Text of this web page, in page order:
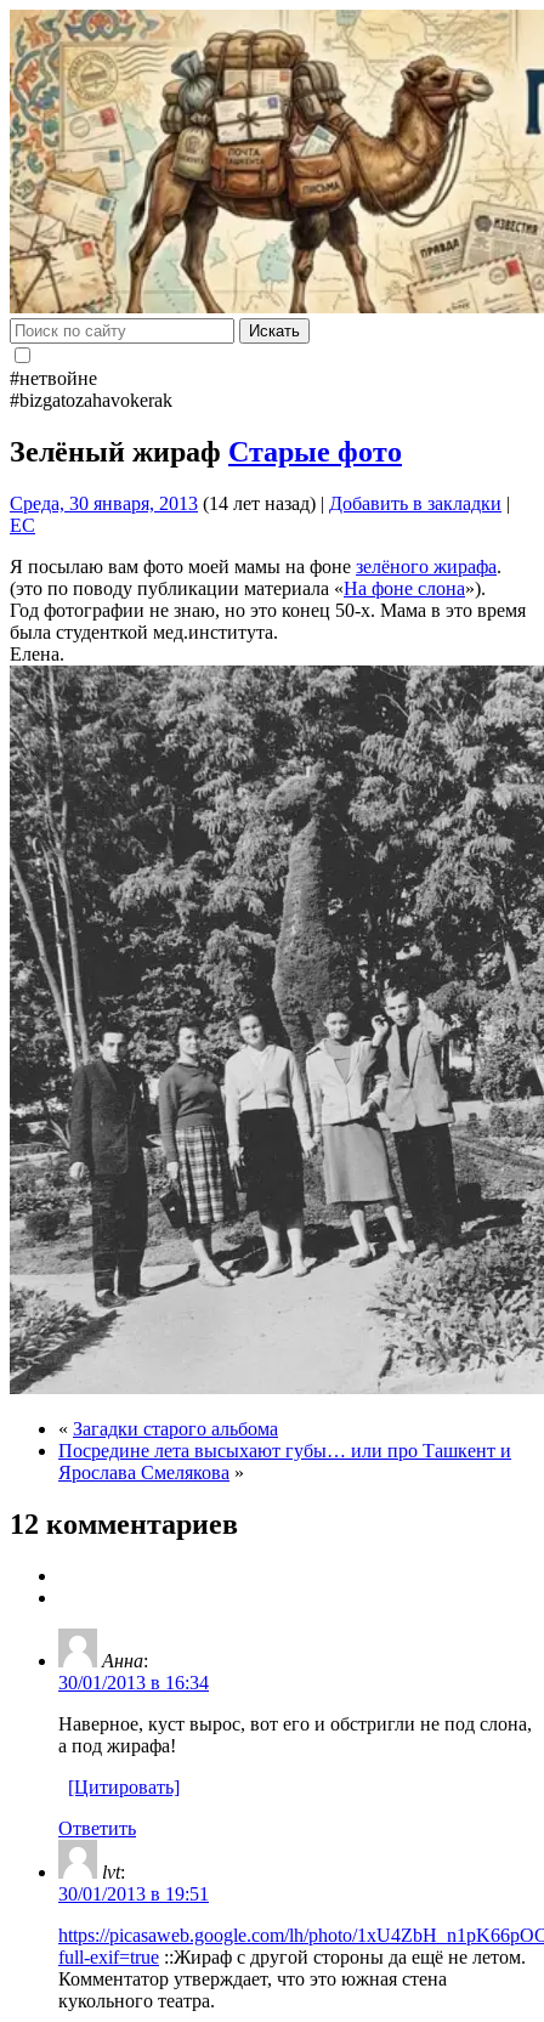
Искать
#нетвойне
#bizgatozahavokerak
Зелёный жираф Старые фото
Среда, 30 января, 2013 (14 лет назад) | Добавить в закладки |
EC
Я посылаю вам фото моей мамы на фоне зелёного жирафа.
(это по поводу публикации материала «На фоне слона»).
Год фотографии не знаю, но это конец 50-х. Мама в это время
была студенткой мед.института.
Елена.
« Загадки старого альбома
Посредине лета высыхают губы… или про Ташкент и
Ярослава Смелякова »
12 комментариев
Анна:
30/01/2013 в 16:34
Наверное, куст вырос, вот его и обстригли не под слона,
а под жирафа!
[Цитировать]
Ответить
lvt:
30/01/2013 в 19:51
https://picasaweb.google.com/lh/photo/
full-exif=true ::Жираф с другой стороны да ещё не летом.
Комментатор утверждает, что это южная стена
кукольного театра.